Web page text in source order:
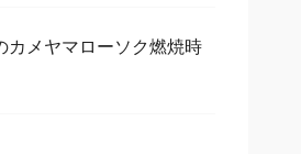
カメヤマローソク燃焼時